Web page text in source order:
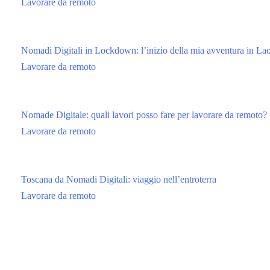
Nomadi Digitali in Lockdown: l’inizio della mia avventura in
Lavorare da remoto
Nomade Digitale: quali lavori posso fare per lavorare da remoto?
Lavorare da remoto
Toscana da Nomadi Digitali: viaggio nell’entroterra
Lavorare da remoto